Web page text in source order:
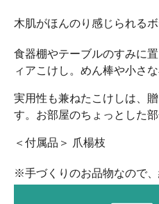
木肌がほんのり感じられる
食器棚やテーブルのすみに
ィアこけし。めん棒や小さ
実用性も兼ねたこけしは、
す。お部屋のちょっとした
＜付属品＞ 爪楊枝
※手づくりのお品物なので